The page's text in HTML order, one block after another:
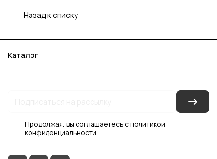
Назад к списку
Каталог
Продолжая, вы соглашаетесь сполитикой
конфиденциальности